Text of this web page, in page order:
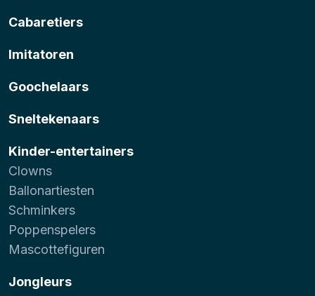
Cabaretiers
Imitatoren
Goochelaars
Sneltekenaars
Kinder-entertainers
Clowns
Ballonartiesten
Schminkers
Poppenspelers
Mascottefiguren
Jongleurs